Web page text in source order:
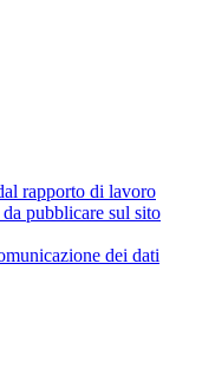
rapporto di lavoro
pubblicare sul sito
dei dati